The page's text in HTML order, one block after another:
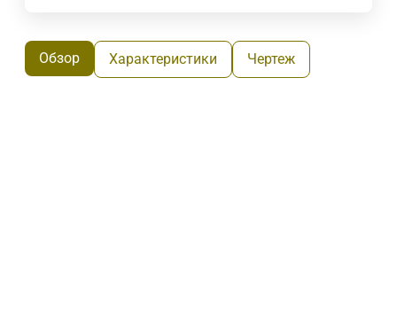
Обзор Характеристики Чертеж